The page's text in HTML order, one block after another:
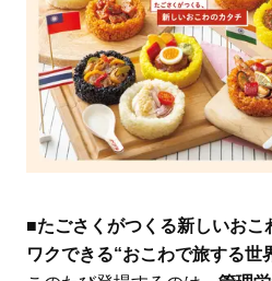
■たごさくがつくる新しいおこ
ワクできる“おこわで旅する世